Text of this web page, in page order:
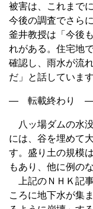
被害は、これまで
今後の調査でさら
釜井教授は「今後
れがある。住宅地
確認し、雨水が流
だ」と話しています
— 転載終わり
八ッ場ダムの水
には、谷を埋めて
す。盛り土の規模
もあり、他に例の
上記のＮＨＫ記
ころに地下水が集